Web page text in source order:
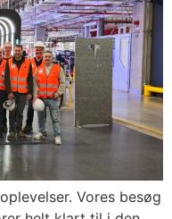
Vores besøg